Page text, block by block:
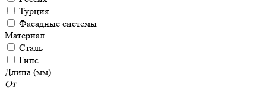
Турция
Фасадные системы
Материал
Сталь
Гипс
Длина (мм)
От